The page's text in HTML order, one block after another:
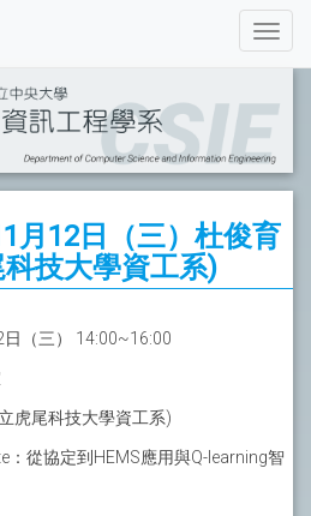
月12日（三）杜俊育
技大學資工系)
（三） 14:00~16:00
虎尾科技大學資工系)
：從協定到HEMS應用與Q-learning智